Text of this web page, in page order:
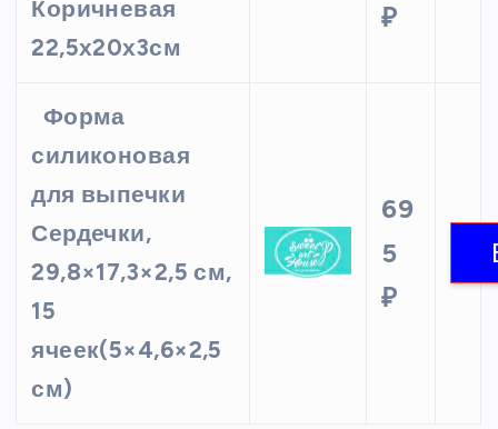
Коричневая
22,5х20х3см
₽
Форма
силиконовая
для выпечки
Сердечки,
29,8×17,3×2,5 см,
15
ячеек(5×4,6×2,5
см)
69
5
₽